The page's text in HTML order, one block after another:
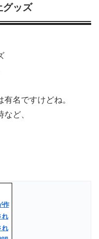
グッズ
名ですけどね。
ど、